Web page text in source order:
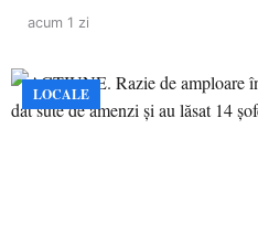
acum 1 zi
LOCALE